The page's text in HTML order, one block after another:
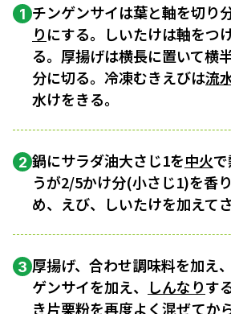
1 チンゲンサイは葉と軸を切り
りにする。しいたけは軸をつ
る。厚揚げは横長に置いて横
分に切る。冷凍むきえびは流
水けをきる。
2 鍋にサラダ油大さじ1を中火
うが2/5かけ分(小さじ1)を香
め、えび、しいたけを加えて
3 厚揚げ、合わせ調味料を加え
ゲンサイを加え、
しんなりす
き片栗粉を再度よく混ぜてか